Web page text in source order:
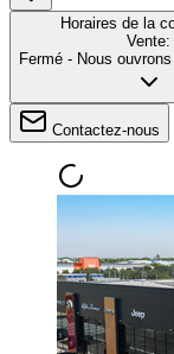
Horaires de la
Vente:
Fermé - Nous
Contactez-nous